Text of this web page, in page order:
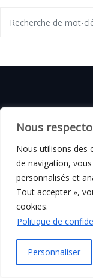
Nous
Nous utilisons des
de navigation,
personnalisés et
Tout accepter »,
cookies.
Politique de
Personnaliser
Mentions légales